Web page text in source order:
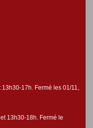
17h. Fermé les 01/11,
13h30-18h. Fermé le